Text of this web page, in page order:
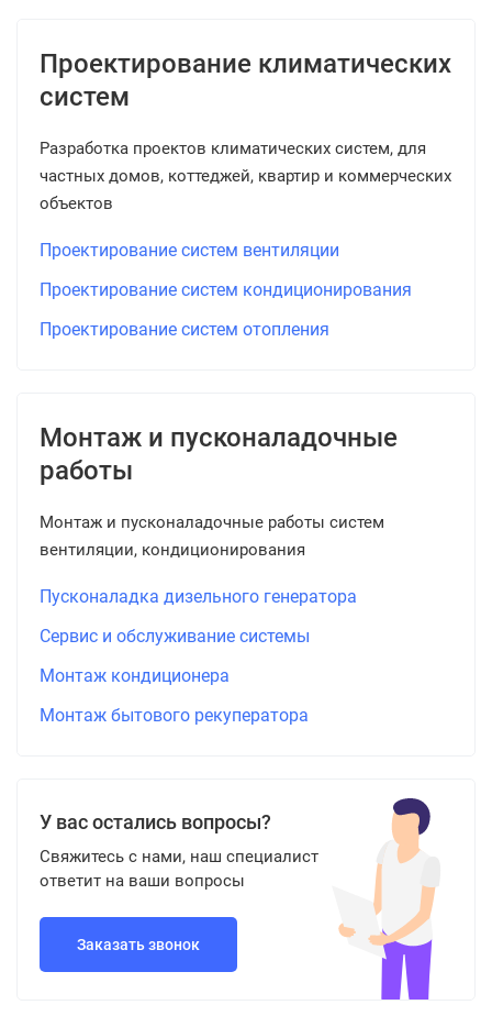
Проектирование климатических
систем
Разработка проектов климатических систем, для
частных домов, коттеджей, квартир и коммерческих
объектов
Проектирование систем вентиляции
Проектирование систем кондиционирования
Проектирование систем отопления
Монтаж и пусконаладочные
работы
Монтаж и пусконаладочные работы систем
вентиляции, кондиционирования
Пусконаладка дизельного генератора
Сервис и обслуживание системы
Монтаж кондиционера
Монтаж бытового рекуператора
У вас остались вопросы?
Свяжитесь с нами, наш специалист
ответит на ваши вопросы
Заказать звонок